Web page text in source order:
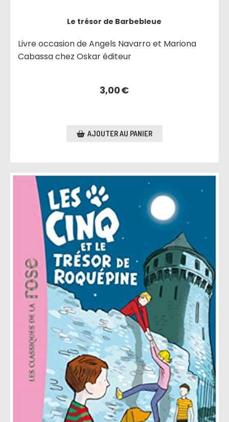
Le trésor de Barbebleue
Livre occasion de Angels Navarro et Mariona
Cabassa chez Oskar éditeur
3,00€
AJOUTER AU PANIER